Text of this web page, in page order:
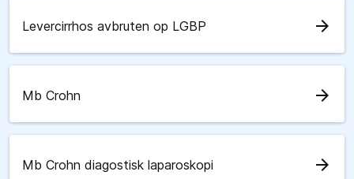
Levercirrhos avbruten op LGBP arrow_forward
Mb Crohn arrow_forward
Mb Crohn diagostisk laparoskopi arrow_forward